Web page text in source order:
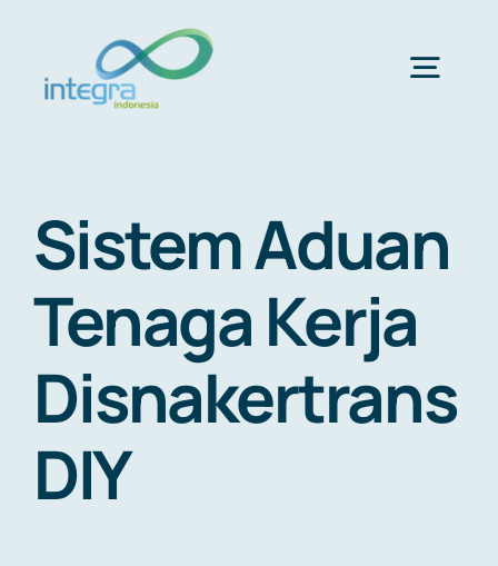
content
ABOUT US
PRODUCTS & SERVICES
PORTFOLIO
Sistem Aduan
Tenaga Kerja
Disnakertrans
DIY